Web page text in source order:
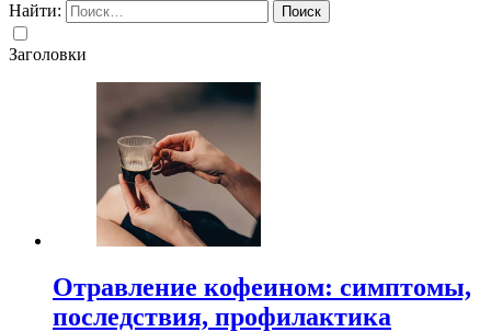
Найти:
Заголовки
Отравление кофеином: симптомы,
последствия, профилактика